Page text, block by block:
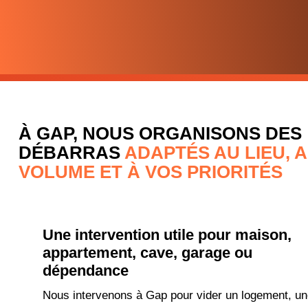
À GAP, NOUS ORGANISONS DES
DÉBARRAS ADAPTÉS AU LIEU,
VOLUME ET À VOS PRIORITÉS
Une intervention utile pour maison,
appartement, cave, garage ou
dépendance
Nous intervenons à Gap pour vider un logement,